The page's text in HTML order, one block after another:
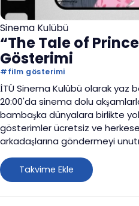
Sinema Kulübü
“The Tale of
Gösterimi
#film gösterimi
İTÜ Sinema Kulübü olarak yaz
20:00'da sinema dolu
bambaşka dünyalara birlikte
gösterimler ücretsiz ve
arkadaşlarına göndermeyi
Takvime Ekle